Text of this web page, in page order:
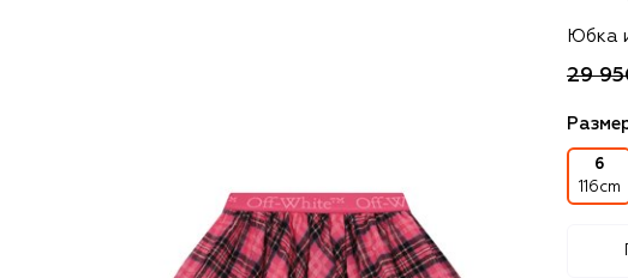
Off-
Юбка
29
6
116cm